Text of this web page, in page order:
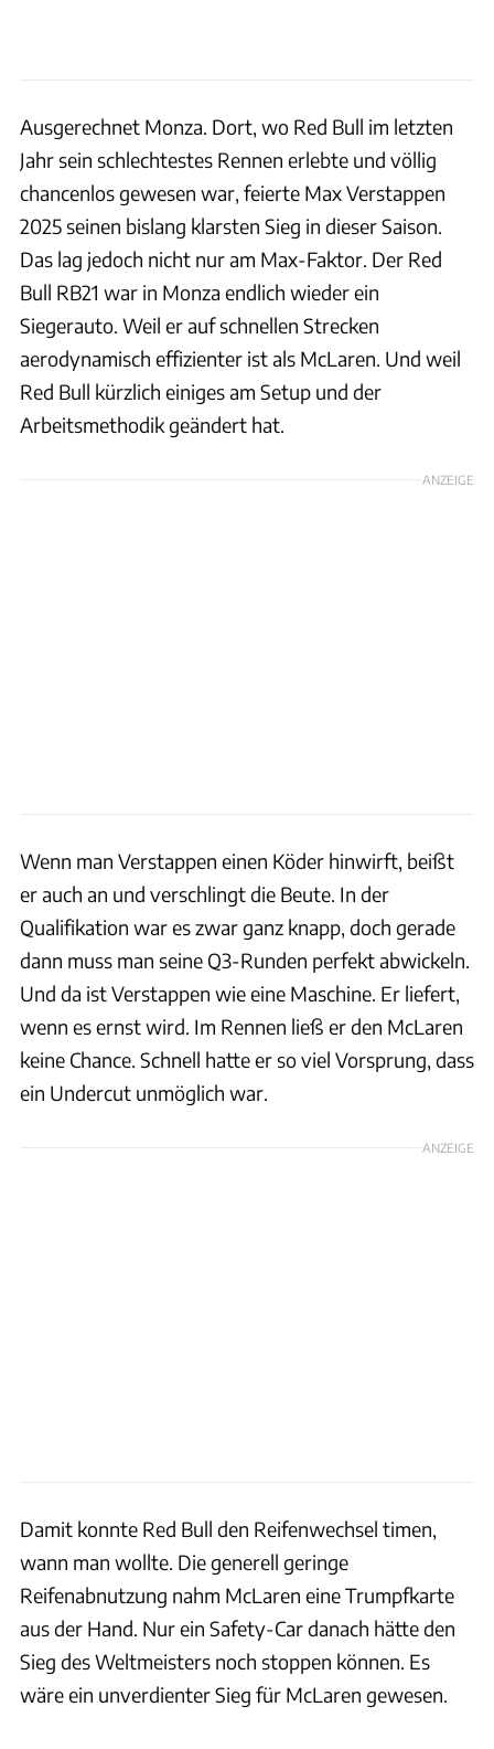
Ausgerechnet Monza. Dort, wo Red Bull im letzten
Jahr sein schlechtestes Rennen erlebte und völlig
chancenlos gewesen war, feierte Max Verstappen
2025 seinen bislang klarsten Sieg in dieser Saison.
Das lag jedoch nicht nur am Max-Faktor. Der Red
Bull RB21 war in Monza endlich wieder ein
Siegerauto. Weil er auf schnellen Strecken
aerodynamisch effizienter ist als McLaren. Und weil
Red Bull kürzlich einiges am Setup und der
Arbeitsmethodik geändert hat.
ANZEIGE
Wenn man Verstappen einen Köder hinwirft, beißt
er auch an und verschlingt die Beute. In der
Qualifikation war es zwar ganz knapp, doch gerade
dann muss man seine Q3-Runden perfekt abwickeln.
Und da ist Verstappen wie eine Maschine. Er liefert,
wenn es ernst wird. Im Rennen ließ er den McLaren
keine Chance. Schnell hatte er so viel Vorsprung, dass
ein Undercut unmöglich war.
ANZEIGE
Damit konnte Red Bull den Reifenwechsel timen,
wann man wollte. Die generell geringe
Reifenabnutzung nahm McLaren eine Trumpfkarte
aus der Hand. Nur ein Safety-Car danach hätte den
Sieg des Weltmeisters noch stoppen können. Es
wäre ein unverdienter Sieg für McLaren gewesen.